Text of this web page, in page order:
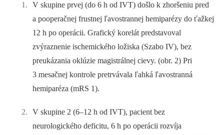
V skupine prvej (do 6 h od IVT) došlo k zhoršeniu pred
a pooperačnej frustnej ľavostrannej hemiparézy do ťažkej
12 h po operácii. Grafický korelát predstavoval
zvýraznenie ischemického ložiska (Szabo IV), bez
preukázania oklúzie magistrálnej cievy. (obr. 2) Pri
3 mesačnej kontrole pretrvávala ľahká ľavostranná
hemiparéza (mRS 1).
V skupine 2 (6–12 h od IVT), pacient bez
neurologického deficitu, 6 h po operácii rozvíja